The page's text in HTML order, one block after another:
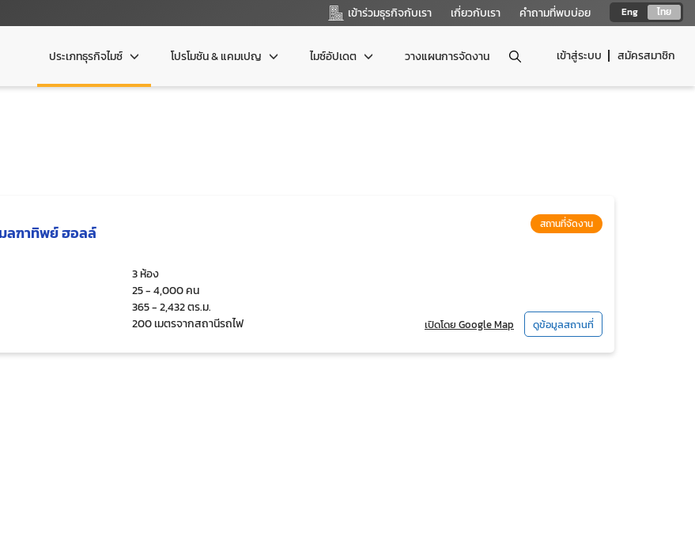
Eng ไทย
เข้าร่วมธุรกิจกับเรา เกี่ยวกับเรา คำถามที่พบบ่อย
เข้าสู่ระบบ สมัครสมาชิก
ประเภทธุรกิจไมซ์ โปรโมชัน & แคมเปญ ไมซ์อัปเดต วางแผนการจัดงาน
ลฑาทิพย์ ฮอลล์ สถานที่จัดงาน
3 ห้อง
25 - 4,000 คน
365 - 2,432 ตร.ม.
200 เมตรจากสถานีรถไฟ เปิดโดย Google Map ดูข้อมูลสถานที่